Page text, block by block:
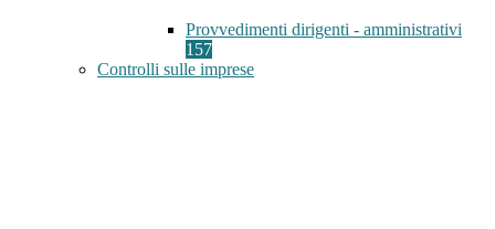
Provvedimenti dirigenti - amministrativi
157
Controlli sulle imprese